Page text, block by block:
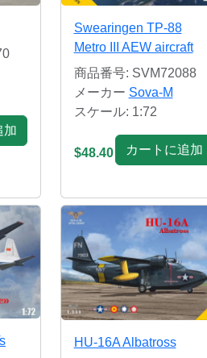
加
Swearingen TP-88
Metro III AEW aircraft
商品番号: SVM72088
メーカー Sova-M
スケール: 1:72
$48.40 カートに追加
HU-16A Albatross